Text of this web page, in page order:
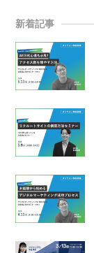
新着記事